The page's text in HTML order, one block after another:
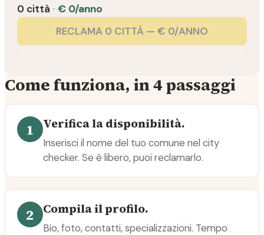
0 città · € 0/anno
RECLAMA 0 CITTÀ — € 0/ANNO
Come funziona, in 4 passaggi
1 Verifica la disponibilità.
Inserisci il nome del tuo comune nel city
checker. Se è libero, puoi reclamarlo.
2 Compila il profilo.
Bio, foto, contatti, specializzazioni. Tempo